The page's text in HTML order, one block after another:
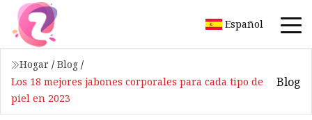
Español
Hogar / Blog /
Los 18 mejores jabones corporales para cada tipo de
piel en 2023
Blog